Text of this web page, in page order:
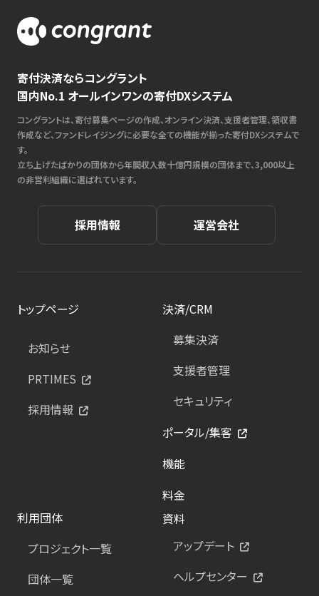
寄付決済ならコングラント
国内No.1 オールインワンの寄付DXシステム
コングラントは、寄付募集ページの作成、オンライン決済、支援者管理、領収書
作成など、ファンドレイジングに必要な全ての機能が揃った寄付DXシステムで
す。
立ち上げたばかりの団体から年間収入数十億円規模の団体まで、3,000以上
の非営利組織に選ばれています。
採用情報 運営会社
トップページ
お知らせ
PRTIMES
採用情報
決済/CRM
募集決済
支援者管理
セキュリティ
ポータル/集客
機能
料金
利用団体
プロジェクト一覧
団体一覧
資料
アップデート
ヘルプセンター